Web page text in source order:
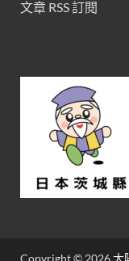
文章 RSS 訂閱